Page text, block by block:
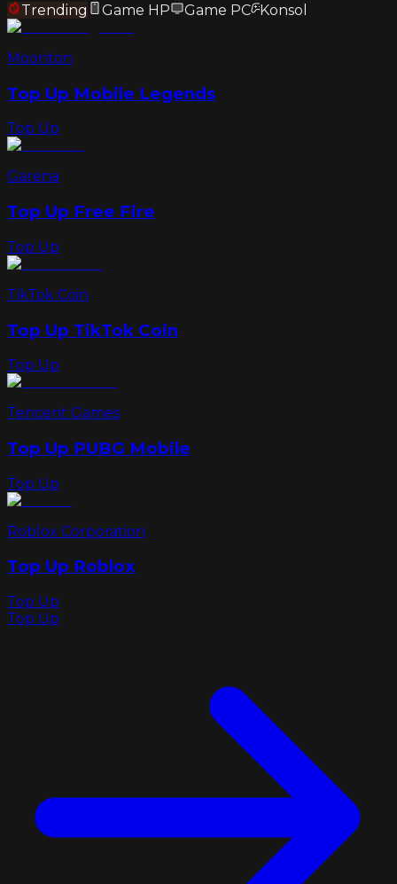
Trending Game HP Game PC Konsol
Moonton
Top Up Mobile Legends
Top Up
Garena
Top Up Free Fire
Top Up
TikTok Coin
Top Up TikTok Coin
Top Up
Tencent Games
Top Up PUBG Mobile
Top Up
Roblox Corporation
Top Up Roblox
Top Up
Top Up